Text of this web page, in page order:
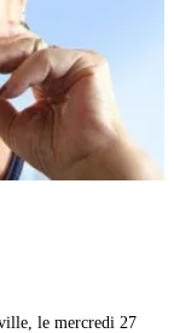
le mercredi 27